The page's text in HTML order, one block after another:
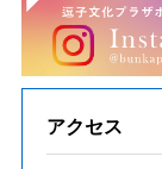
アクセス